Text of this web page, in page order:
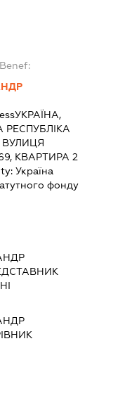
УКРАЇНА,
РЕСПУБЛІКА
ВУЛИЦЯ
КВАРТИРА 2
Україна
фонду